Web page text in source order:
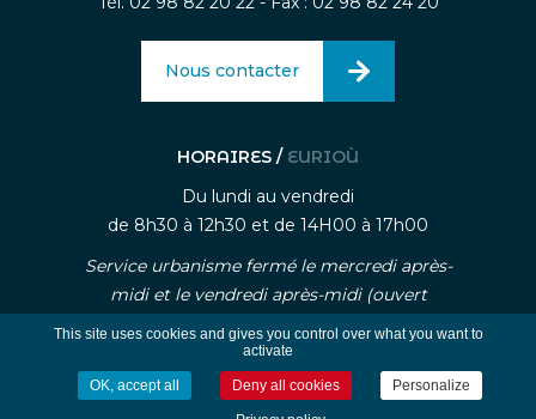
Nous contacter
HORAIRES / EURIOÙ
Du lundi au vendredi
de 8h30 à 12h30 et de 14H00 à 17h00
Service urbanisme fermé le mercredi après-
midi et le vendredi après-midi (ouvert
uniquement sur rendez-vous)
- -
This site uses cookies and gives you control over what you want to
activate
OK, accept all Deny all cookies Personalize